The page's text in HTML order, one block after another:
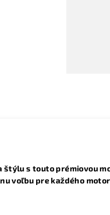
s touto prémiovou
voľbu pre každého